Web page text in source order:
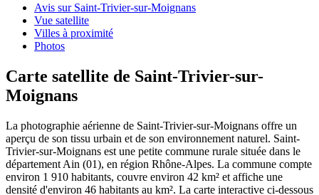
Avis sur Saint-Trivier-sur-Moignans
Vue satellite
Villes à proximité
Photos
Carte satellite de Saint-Trivier-sur-
Moignans
La photographie aérienne de Saint-Trivier-sur-Moignans offre un
aperçu de son tissu urbain et de son environnement naturel. Saint-
Trivier-sur-Moignans est une petite commune rurale située dans le
département Ain (01), en région Rhône-Alpes. La commune compte
environ 1 910 habitants, couvre environ 42 km² et affiche une
densité d'environ 46 habitants au km². La carte interactive ci-dessous